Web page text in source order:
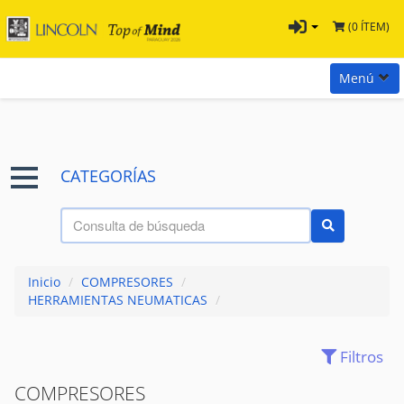
(0 ÍTEM)
Menú
Preguntas
Términos y Condiciones
Contacta con nosotros
CATEGORÍAS
Inicio / COMPRESORES /
HERRAMIENTAS NEUMATICAS /
Filtros
AIRE - PRESION(7)
COMPRESORES